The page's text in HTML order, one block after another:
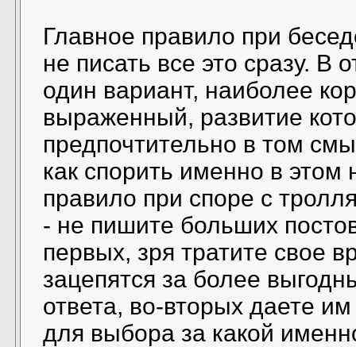
Главное правило при
не писать все это сразу. В
один вариант, наиболее
выраженный, развитие
предпочтительно в том
как спорить именно в
правило при споре с
- не пишите больших
первых, зря тратите свое
зацепятся за более
ответа, во-вторых даете
для выбора за какой